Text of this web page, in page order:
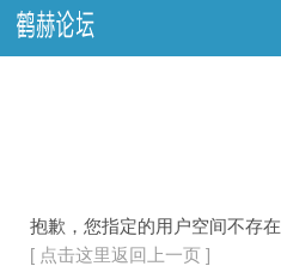
抱歉，您指定的用户空间不存在
[ 点击这里返回上一页 ]